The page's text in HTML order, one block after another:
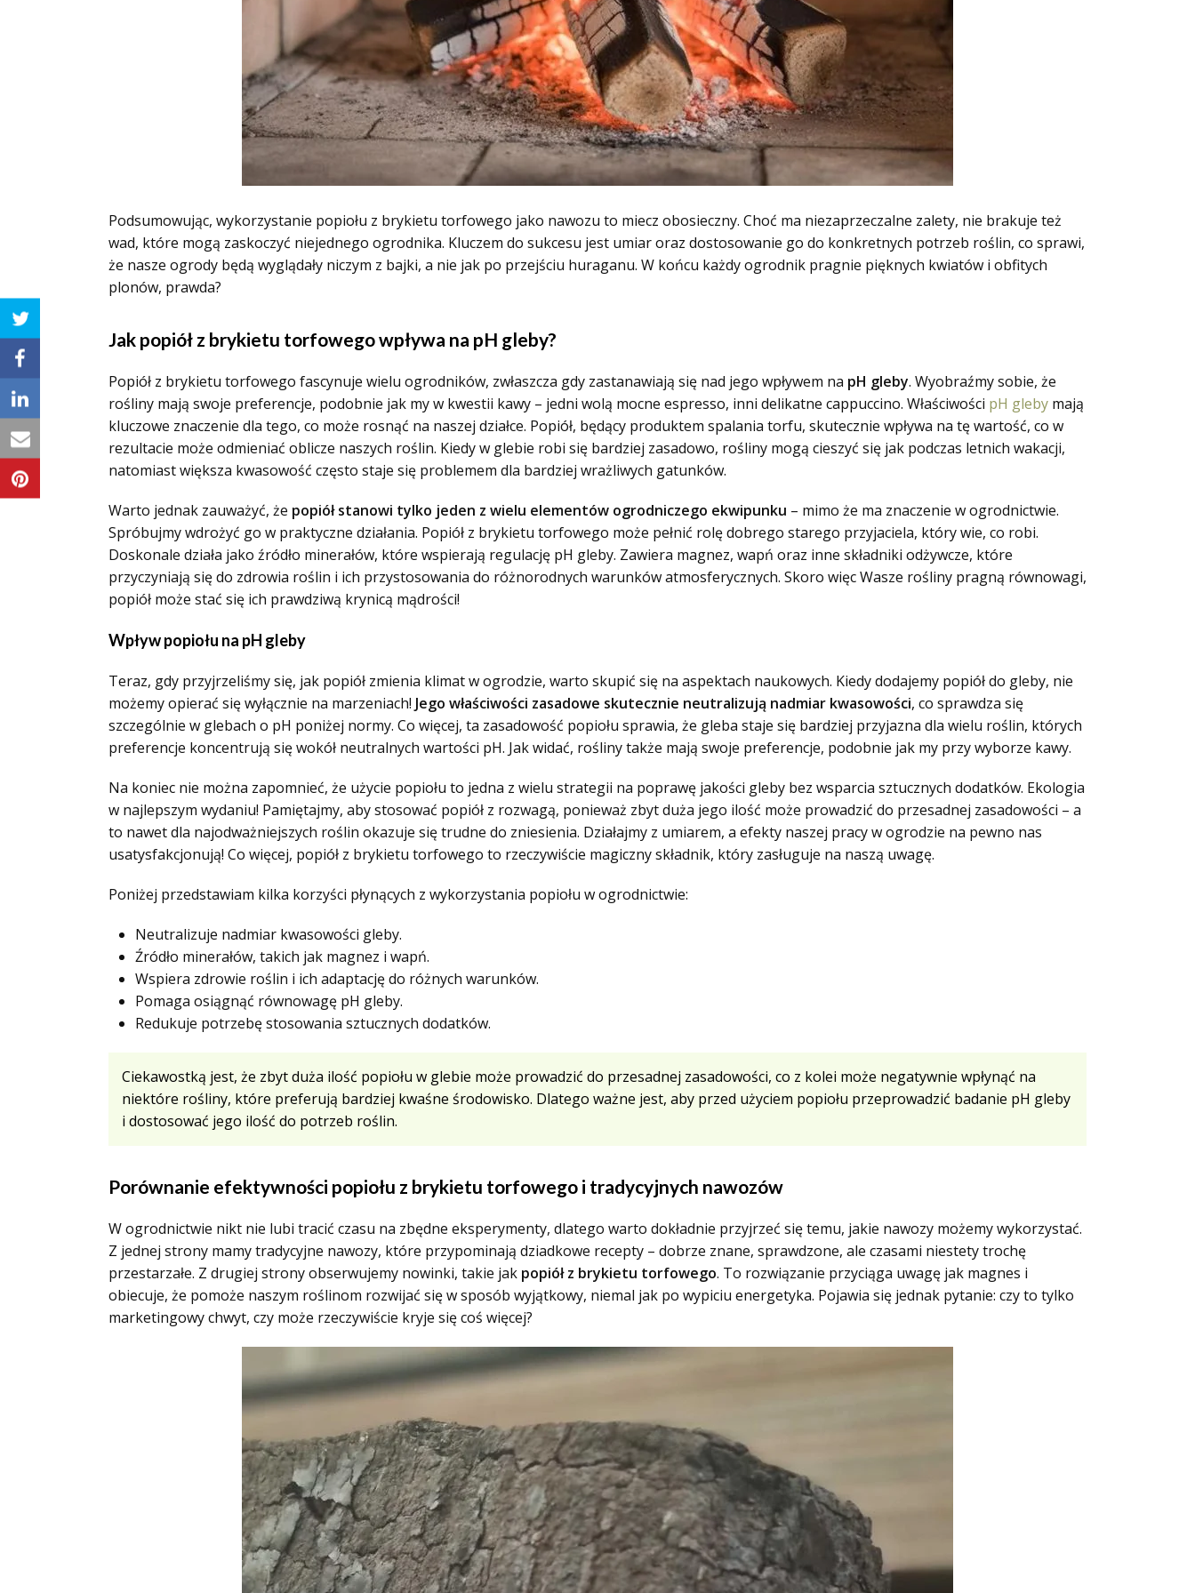
Podsumowując, wykorzystanie popiołu z brykietu torfowego jako nawozu to miecz obosieczny. Choć ma niezaprzeczalne zalety, nie brakuje też
wad, które mogą zaskoczyć niejednego ogrodnika. Kluczem do sukcesu jest umiar oraz dostosowanie go do konkretnych potrzeb roślin, co sprawi,
że nasze ogrody będą wyglądały niczym z bajki, a nie jak po przejściu huraganu. W końcu każdy ogrodnik pragnie pięknych kwiatów i obfitych
plonów, prawda?
Jak popiół z brykietu torfowego wpływa na pH gleby?
Popiół z brykietu torfowego fascynuje wielu ogrodników, zwłaszcza gdy zastanawiają się nad jego wpływem na pH gleby. Wyobraźmy sobie, że
rośliny mają swoje preferencje, podobnie jak my w kwestii kawy – jedni wolą mocne espresso, inni delikatne cappuccino. Właściwości pH gleby mają
kluczowe znaczenie dla tego, co może rosnąć na naszej działce. Popiół, będący produktem spalania torfu, skutecznie wpływa na tę wartość, co w
rezultacie może odmieniać oblicze naszych roślin. Kiedy w glebie robi się bardziej zasadowo, rośliny mogą cieszyć się jak podczas letnich wakacji,
natomiast większa kwasowość często staje się problemem dla bardziej wrażliwych gatunków.
Warto jednak zauważyć, że popiół stanowi tylko jeden z wielu elementów ogrodniczego ekwipunku – mimo że ma znaczenie w ogrodnictwie.
Spróbujmy wdrożyć go w praktyczne działania. Popiół z brykietu torfowego może pełnić rolę dobrego starego przyjaciela, który wie, co robi.
Doskonale działa jako źródło minerałów, które wspierają regulację pH gleby. Zawiera magnez, wapń oraz inne składniki odżywcze, które
przyczyniają się do zdrowia roślin i ich przystosowania do różnorodnych warunków atmosferycznych. Skoro więc Wasze rośliny pragną równowagi,
popiół może stać się ich prawdziwą krynicą mądrości!
Wpływ popiołu na pH gleby
Teraz, gdy przyjrzeliśmy się, jak popiół zmienia klimat w ogrodzie, warto skupić się na aspektach naukowych. Kiedy dodajemy popiół do gleby, nie
możemy opierać się wyłącznie na marzeniach! Jego właściwości zasadowe skutecznie neutralizują nadmiar kwasowości, co sprawdza się
szczególnie w glebach o pH poniżej normy. Co więcej, ta zasadowość popiołu sprawia, że gleba staje się bardziej przyjazna dla wielu roślin, których
preferencje koncentrują się wokół neutralnych wartości pH. Jak widać, rośliny także mają swoje preferencje, podobnie jak my przy wyborze kawy.
Na koniec nie można zapomnieć, że użycie popiołu to jedna z wielu strategii na poprawę jakości gleby bez wsparcia sztucznych dodatków. Ekologia
w najlepszym wydaniu! Pamiętajmy, aby stosować popiół z rozwagą, ponieważ zbyt duża jego ilość może prowadzić do przesadnej zasadowości – a
to nawet dla najodważniejszych roślin okazuje się trudne do zniesienia. Działajmy z umiarem, a efekty naszej pracy w ogrodzie na pewno nas
usatysfakcjonują! Co więcej, popiół z brykietu torfowego to rzeczywiście magiczny składnik, który zasługuje na naszą uwagę.
Poniżej przedstawiam kilka korzyści płynących z wykorzystania popiołu w ogrodnictwie:
Neutralizuje nadmiar kwasowości gleby.
Źródło minerałów, takich jak magnez i wapń.
Wspiera zdrowie roślin i ich adaptację do różnych warunków.
Pomaga osiągnąć równowagę pH gleby.
Redukuje potrzebę stosowania sztucznych dodatków.
Ciekawostką jest, że zbyt duża ilość popiołu w glebie może prowadzić do przesadnej zasadowości, co z kolei może negatywnie wpłynąć na
niektóre rośliny, które preferują bardziej kwaśne środowisko. Dlatego ważne jest, aby przed użyciem popiołu przeprowadzić badanie pH gleby
i dostosować jego ilość do potrzeb roślin.
Porównanie efektywności popiołu z brykietu torfowego i tradycyjnych nawozów
W ogrodnictwie nikt nie lubi tracić czasu na zbędne eksperymenty, dlatego warto dokładnie przyjrzeć się temu, jakie nawozy możemy wykorzystać.
Z jednej strony mamy tradycyjne nawozy, które przypominają dziadkowe recepty – dobrze znane, sprawdzone, ale czasami niestety trochę
przestarzałe. Z drugiej strony obserwujemy nowinki, takie jak popiół z brykietu torfowego. To rozwiązanie przyciąga uwagę jak magnes i
obiecuje, że pomoże naszym roślinom rozwijać się w sposób wyjątkowy, niemal jak po wypiciu energetyka. Pojawia się jednak pytanie: czy to tylko
marketingowy chwyt, czy może rzeczywiście kryje się coś więcej?